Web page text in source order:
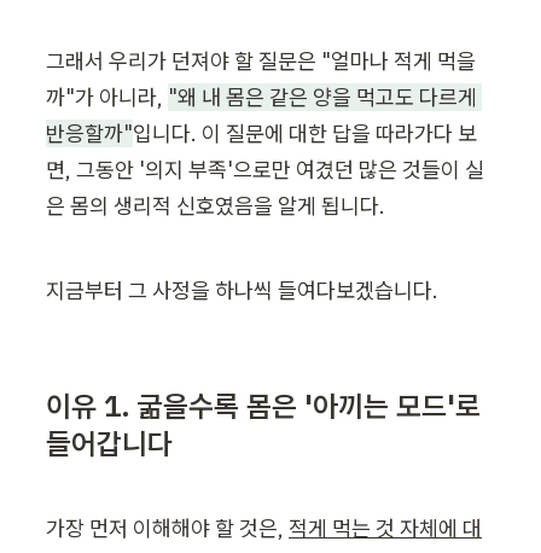
그래서 우리가 던져야 할 질문은 "얼마나 적게 먹을
까"가 아니라, "왜 내 몸은 같은 양을 먹고도 다르게
반응할까"입니다. 이 질문에 대한 답을 따라가다 보
면, 그동안 '의지 부족'으로만 여겼던 많은 것들이 실
은 몸의 생리적 신호였음을 알게 됩니다.
지금부터 그 사정을 하나씩 들여다보겠습니다.
이유 1. 굶을수록 몸은 '아끼는 모드'로
들어갑니다
가장 먼저 이해해야 할 것은, 적게 먹는 것 자체에 대